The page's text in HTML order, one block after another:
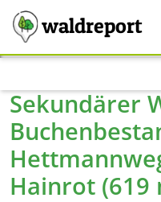
waldreport
Sekundärer
Hainrot (619